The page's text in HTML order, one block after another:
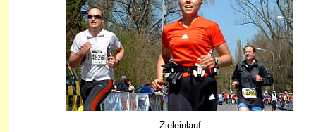
Zieleinlauf